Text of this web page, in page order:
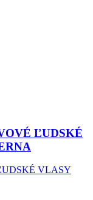
ĽUDSKÉ
VLASY